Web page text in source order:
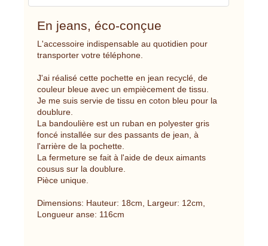
En jeans, éco-conçue
L'accessoire indispensable au quotidien pour
transporter votre téléphone.
J'ai réalisé cette pochette en jean recyclé, de
couleur bleue avec un empiècement de tissu.
Je me suis servie de tissu en coton bleu pour la
doublure.
La bandoulière est un ruban en polyester gris
foncé installée sur des passants de jean, à
l'arrière de la pochette.
La fermeture se fait à l'aide de deux aimants
cousus sur la doublure.
Pièce unique.
Dimensions: Hauteur: 18cm, Largeur: 12cm,
Longueur anse: 116cm